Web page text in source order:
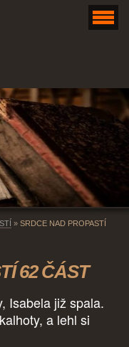
» SRDCE NAD PROPASTÍ
62 ČÁST
Isabela již spala.
a lehl si